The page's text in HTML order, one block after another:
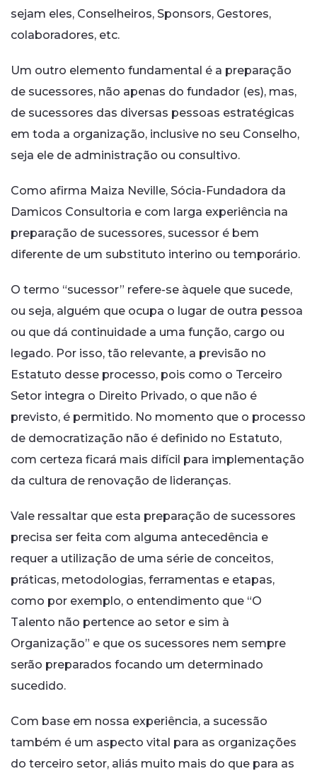
sejam eles, Conselheiros, Sponsors, Gestores,
colaboradores, etc.
Um outro elemento fundamental é a preparação
de sucessores, não apenas do fundador (es), mas,
de sucessores das diversas pessoas estratégicas
em toda a organização, inclusive no seu Conselho,
seja ele de administração ou consultivo.
Como afirma Maiza Neville, Sócia-Fundadora da
Damicos Consultoria e com larga experiência na
preparação de sucessores, sucessor é bem
diferente de um substituto interino ou temporário.
O termo “sucessor” refere-se àquele que sucede,
ou seja, alguém que ocupa o lugar de outra pessoa
ou que dá continuidade a uma função, cargo ou
legado. Por isso, tão relevante, a previsão no
Estatuto desse processo, pois como o Terceiro
Setor integra o Direito Privado, o que não é
previsto, é permitido. No momento que o processo
de democratização não é definido no Estatuto,
com certeza ficará mais difícil para implementação
da cultura de renovação de lideranças.
Vale ressaltar que esta preparação de sucessores
precisa ser feita com alguma antecedência e
requer a utilização de uma série de conceitos,
práticas, metodologias, ferramentas e etapas,
como por exemplo, o entendimento que “O
Talento não pertence ao setor e sim à
Organização” e que os sucessores nem sempre
serão preparados focando um determinado
sucedido.
Com base em nossa experiência, a sucessão
também é um aspecto vital para as organizações
do terceiro setor, aliás muito mais do que para as